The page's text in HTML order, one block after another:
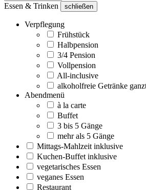
Essen & Trinken schließen
Verpflegung
Frühstück
Halbpension
3/4 Pension
Vollpension
All-inclusive
alkoholfreie Getränke
Abendmenü
à la carte
Buffet
3 bis 5 Gänge
mehr als 5 Gänge
Mittags-Mahlzeit inklusive
Kuchen-Buffet inklusive
vegetarisches Essen
veganes Essen
Restaurant